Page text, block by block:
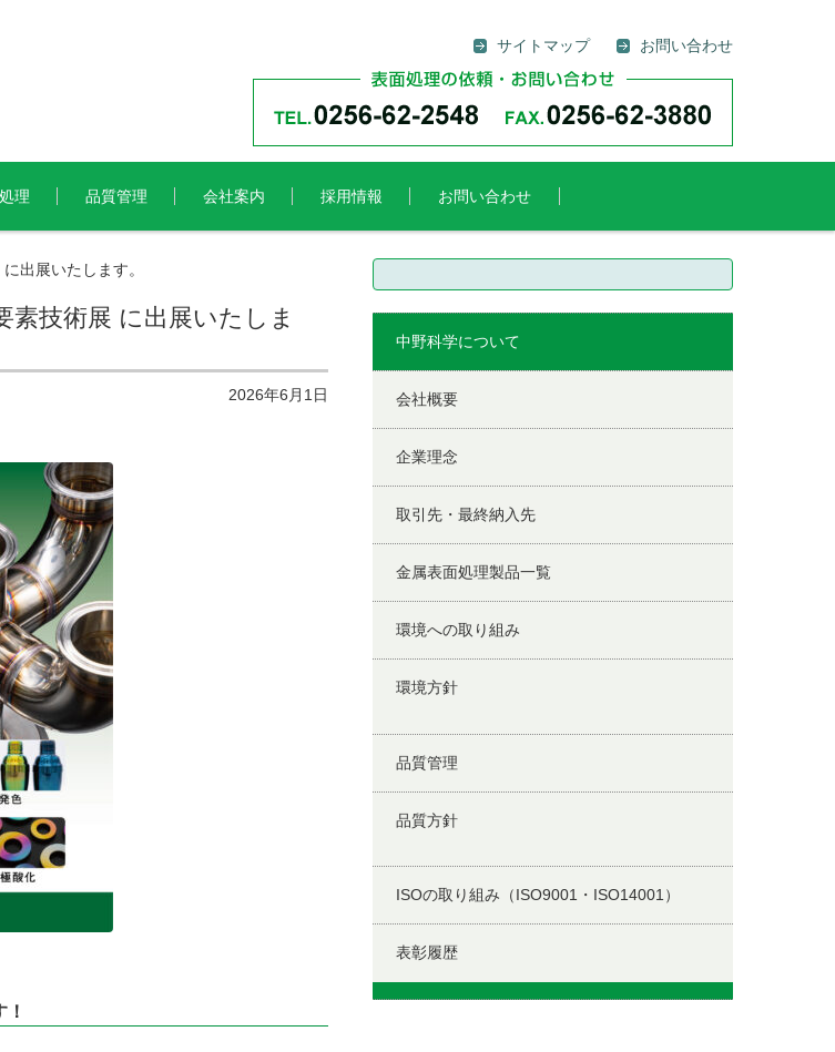
サイトマップ
お問い合わせ
理 品質管理 会社案内 採用情報 お問い合わせ
出展いたします。
素技術展 に出展いたしま
2026年6月1日
検
中野科学について
会社概要
企業理念
取引先・最終納入先
金属表面処理製品一覧
環境への取り組み
環境方針
品質管理
品質方針
ISOの取り組み（ISO9001・ISO14001）
表彰履歴